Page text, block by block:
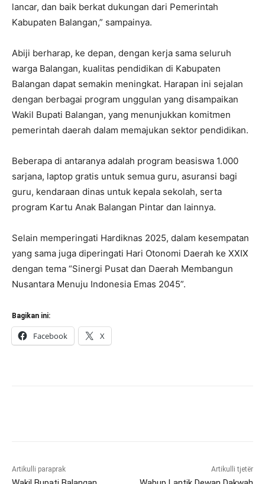
lancar, dan baik berkat dukungan dari Pemerintah
Kabupaten Balangan,” sampainya.
Abiji berharap, ke depan, dengan kerja sama seluruh
warga Balangan, kualitas pendidikan di Kabupaten
Balangan dapat semakin meningkat. Harapan ini sejalan
dengan berbagai program unggulan yang disampaikan
Wakil Bupati Balangan, yang menunjukkan komitmen
pemerintah daerah dalam memajukan sektor pendidikan.
Beberapa di antaranya adalah program beasiswa 1.000
sarjana, laptop gratis untuk semua guru, asuransi bagi
guru, kendaraan dinas untuk kepala sekolah, serta
program Kartu Anak Balangan Pintar dan lainnya.
Selain memperingati Hardiknas 2025, dalam kesempatan
yang sama juga diperingati Hari Otonomi Daerah ke XXIX
dengan tema “Sinergi Pusat dan Daerah Membangun
Nusantara Menuju Indonesia Emas 2045”.
Bagikan ini:
Facebook X
Artikulli paraprak Artikulli tjetër